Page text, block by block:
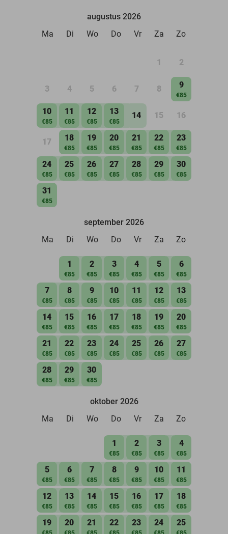
augustus 2026
Ma
Di Wo Do Vr Za Zo
1 2
3 4 5 6 7 8 9
€85
10
€85
11
€85
12
€85
13
€85
14 15 16
17 18
€85
19
€85
20
€85
21
€85
22
€85
23
€85
24
€85
25
€85
26
€85
27
€85
28
€85
29
€85
30
€85
31
€85
september 2026
Ma
Di Wo Do Vr Za Zo
1
€85
2
€85
3
€85
4
€85
5
€85
6
€85
7
€85
8
€85
9
€85
10
€85
11
€85
12
€85
13
€85
14
€85
15
€85
16
€85
17
€85
18
€85
19
€85
20
€85
21
€85
22
€85
23
€85
24
€85
25
€85
26
€85
27
€85
28
€85
29
€85
30
€85
oktober 2026
Ma
Di Wo Do Vr Za Zo
1
€85
2
€85
3
€85
4
€85
5
€85
6
€85
7
€85
8
€85
9
€85
10
€85
11
€85
12
€85
13
€85
14
€85
15
€85
16
€85
17
€85
18
€85
19 20 21 22 23 24 25